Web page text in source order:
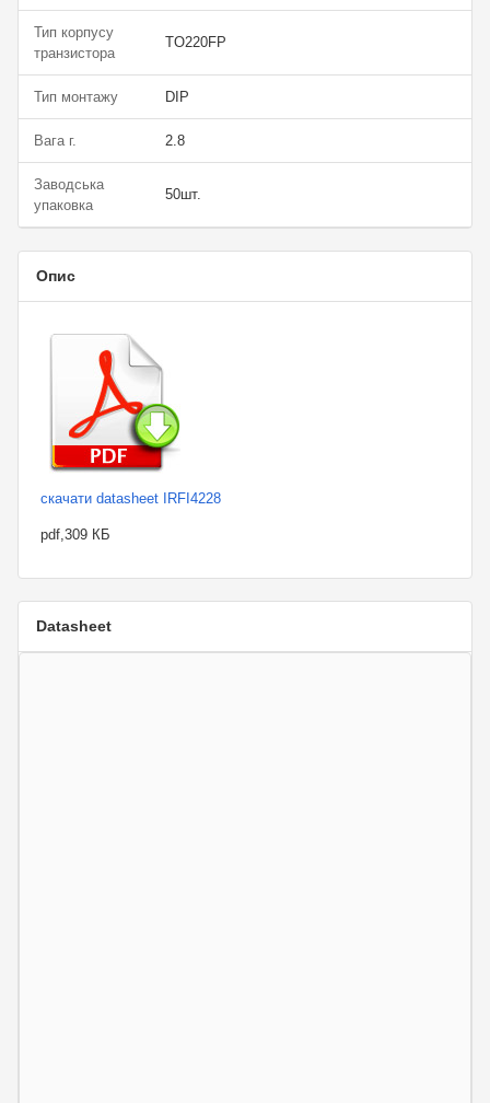
Тип корпусу
транзистора
TO220FP
Тип монтажу DIP
Вага г. 2.8
Заводська
упаковка
50шт.
Опис
скачати datasheet IRFI4228
pdf,309 КБ
Datasheet